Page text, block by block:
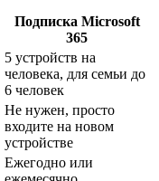
Подписка Microsoft
365
5 устройств на
человека, для семьи до
6 человек
Не нужен, просто
входите на новом
устройстве
Ежегодно или